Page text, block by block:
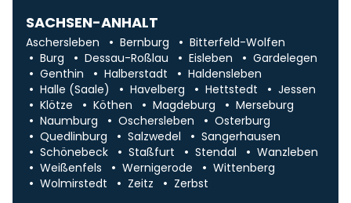
SACHSEN-ANHALT
Aschersleben Bernburg
Bitterfeld-Wolfen
Burg
Dessau-Roßlau Eisleben
Gardelegen
Genthin
Halberstadt
Haldensleben
Halle (Saale)
Havelberg Hettstedt
Jessen
Klötze
Köthen Magdeburg
Merseburg
Naumburg
Oschersleben
Osterburg
Quedlinburg
Salzwedel
Sangerhausen
Schönebeck
Staßfurt Stendal
Wanzleben
Weißenfels
Wernigerode
Wittenberg
Wolmirstedt
Zeitz Zerbst